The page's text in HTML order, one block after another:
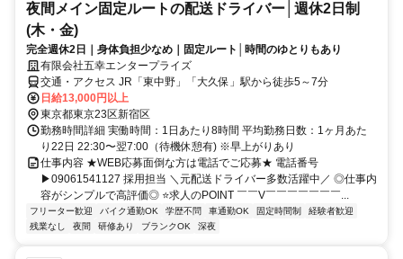
夜間メイン固定ルートの配送ドライバー│週休2日制
(木・金)
完全週休2日｜身体負担少なめ｜固定ルート│時間のゆとりもあり
有限会社五幸エンタープライズ
交通・アクセス JR「東中野」「大久保」駅から徒歩5～7分
日給13,000円以上
東京都東京23区新宿区
勤務時間詳細 実働時間：1日あたり8時間 平均勤務日数：1ヶ月あた
り22日 22:30〜翌7:00（待機休憩有) ※早上がりあり
仕事内容 ★WEB応募面倒な方は電話でご応募★ 電話番号
▶09061541127 採用担当 ＼元配送ドライバー多数活躍中／ ◎仕事内
容がシンプルで高評価◎ ⭐求人のPOINT ￣￣V￣￣￣￣￣￣￣...
フリーター歓迎 バイク通勤OK 学歴不問 車通勤OK 固定時間制
経験者歓迎
残業なし
夜間 研修あり ブランクOK 深夜